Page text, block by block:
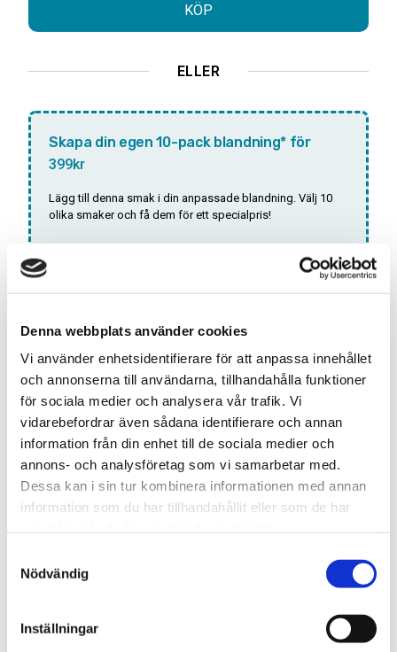
Denna webbplats använder cookies
Vi använder enhetsidentifierare för att anpassa innehållet
och annonserna till användarna, tillhandahålla funktioner
för sociala medier och analysera vår trafik. Vi
vidarebefordrar även sådana identifierare och annan
information från din enhet till de sociala medier och
annons- och analysföretag som vi samarbetar med.
Dessa kan i sin tur kombinera informationen med annan
information som du har tillhandahållit eller som de har
Nödvändig
Inställningar
KÖP
ELLER
Skapa din egen 10-pack blandning* för
399kr
Lägg till denna smak i din anpassade blandning. Välj 10
olika smaker och få dem för ett specialpris!
BLANDNINGEN
*Gäller endastALL WHITEdosor
Snabba leveranser med PostNord
Beställningar innan 12.00 skickas samma dag
Leverans 1-3 arbetsdagar
Typ/Produkt
All White
Cola
6,6 mg/portion